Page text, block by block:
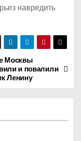
навредить
Москвы
и повалили
Ленину